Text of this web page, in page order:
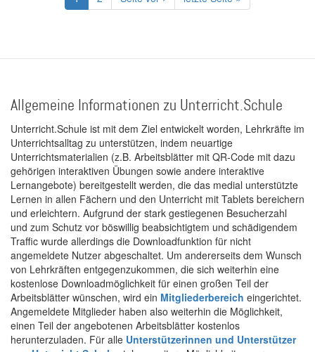
Seite
Seite
Seite
Allgemeine Informationen zu Unterricht.Schule
Unterricht.Schule ist mit dem Ziel entwickelt worden, Lehrkräfte im
Unterrichtsalltag zu unterstützen, indem neuartige
Unterrichtsmaterialien (z.B. Arbeitsblätter mit QR-Code mit dazu
gehörigen interaktiven Übungen sowie andere interaktive
Lernangebote) bereitgestellt werden, die das medial unterstützte
Lernen in allen Fächern und den Unterricht mit Tablets bereichern
und erleichtern. Aufgrund der stark gestiegenen Besucherzahl
und zum Schutz vor böswillig beabsichtigtem und schädigendem
Traffic wurde allerdings die Downloadfunktion für nicht
angemeldete Nutzer abgeschaltet. Um andererseits dem Wunsch
von Lehrkräften entgegenzukommen, die sich weiterhin eine
kostenlose Downloadmöglichkeit für einen großen Teil der
Arbeitsblätter wünschen, wird ein Mitgliederbereich eingerichtet.
Angemeldete Mitglieder haben also weiterhin die Möglichkeit,
einen Teil der angebotenen Arbeitsblätter kostenlos
herunterzuladen. Für alle Unterstützerinnen und Unterstützer